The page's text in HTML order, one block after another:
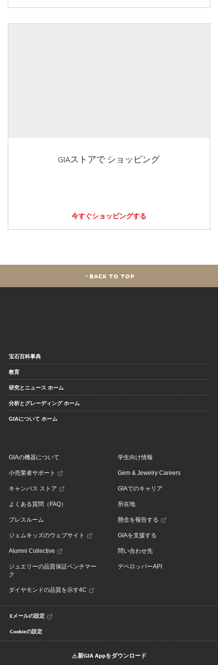
GIAストアで ショッピング
今すぐショッピングする
BACK TO TOP
宝石百科事典
教育
研究とニュース ホーム
分析とグレーディング ホーム
GIAについて ホーム
GIAの機器について
小売業者サポート
キャンパス ストア
よくある質問（FAQ）
プレスルーム
ジェムキッズのウェブサイト
Alumni Collective
ジュエリーの品質保証ベンチマー
ク
ダイヤモンドの品質を示す4C
学生向け情報
Gem & Jewelry Careers
GIAでのキャリア
所在地
懸念を報告する
GIAを支援する
問い合わせ先
デベロッパーAPI
Eメールの設定
Cookieの設定
新GIA Appをダウンロード